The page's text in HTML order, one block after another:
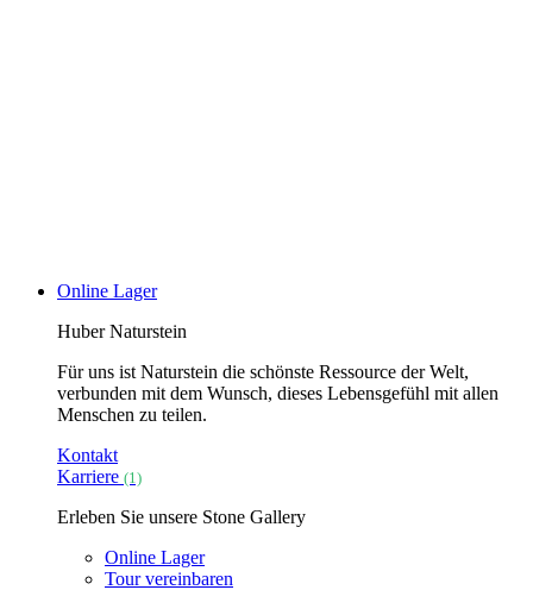
Online Lager
Huber Naturstein
Für uns ist Naturstein die schönste Ressource der Welt,
verbunden mit dem Wunsch, dieses Lebensgefühl mit allen
Menschen zu teilen.
Kontakt
Karriere (1)
Erleben Sie unsere Stone Gallery
Online Lager
Tour vereinbaren